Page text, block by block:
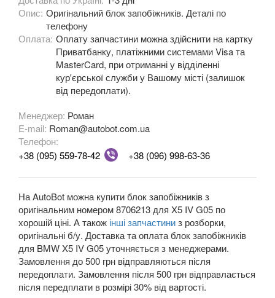
M3 E90/E92/E93
3 Series F30, F31, F36
3 Series F34
M3 F80
3 Series G20/G21
4 Series F32
4 Series F33
M4 F82/F83
5 Series E39
M5 E39
5 Series E60
Опис: Оригінальний блок запобіжників. Деталі по
телефону
Оплата: Оплату запчастини можна здійснити на картку
Приватбанку, платіжними системами Visa та
MasterCard, при отриманні у відділенні
кур'єрської служби у Вашому місті (залишок
від передоплати).
Менеджер: Роман
E-mail: Roman@autobot.com.ua
Телефон:
+38 (095) 559-78-42
+38 (096) 998-63-36
На AutoBot можна купити блок запобіжників з
оригінальним номером 8706213 для X5 IV G05 по
хорошій ціні. А також інші запчастиниз розборки,
оригінальні б/у. Доставка та оплата блок запобіжників
для BMW X5 IV G05 уточняється з менеджерами.
Замовлення до 500 грн відправляються після
передоплати. Замовлення після 500 грн відправлається
після передплати в розмірі 30% від вартості.